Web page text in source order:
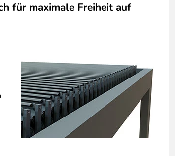
für maximale Freiheit auf